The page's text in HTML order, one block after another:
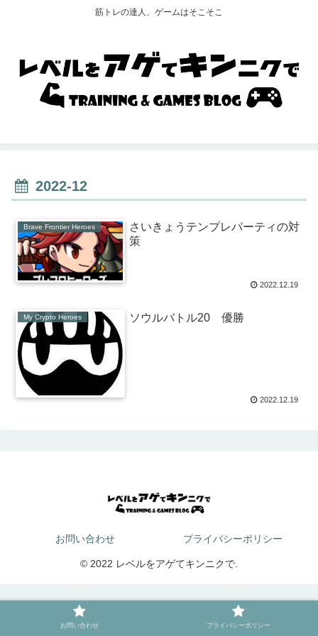
筋トレの達人、ゲームはそこそこ
2022-12
Brave Frontier Heroes
さいきょうテンプレパーティの対
策
2022.12.19
My Crypto Heroes ソウルバトル20 優勝
2022.12.19
お問い合わせ プライバシーポリシー
© 2022 レベルをアゲてキンニクで.
お問い合わせ プライバシーポリシー